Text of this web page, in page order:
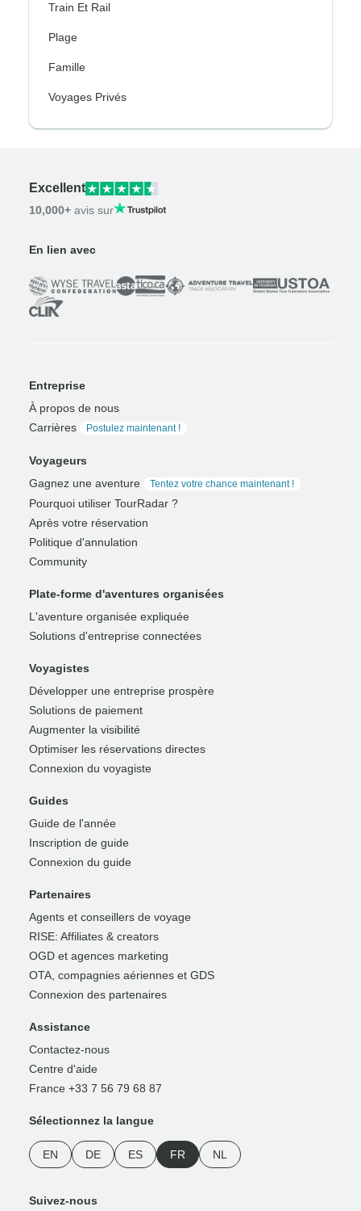
Train Et Rail
Plage
Famille
Voyages Privés
Excellent
10,000+ avis sur
En lien avec
Entreprise
À propos de nous
Carrières
Postulez maintenant !
Voyageurs
Gagnez une aventure
Tentez votre chance maintenant !
Pourquoi utiliser TourRadar ?
Après votre réservation
Politique d'annulation
Community
Plate-forme d'aventures organisées
L'aventure organisée expliquée
Solutions d'entreprise connectées
Voyagistes
Développer une entreprise prospère
Solutions de paiement
Augmenter la visibilité
Optimiser les réservations directes
Connexion du voyagiste
Guides
Guide de l'année
Inscription de guide
Connexion du guide
Partenaires
Agents et conseillers de voyage
RISE: Affiliates & creators
OGD et agences marketing
OTA, compagnies aériennes et GDS
Connexion des partenaires
Assistance
Contactez-nous
Centre d'aide
France +33 7 56 79 68 87
Sélectionnez la langue
EN DE ES FR NL
Suivez-nous